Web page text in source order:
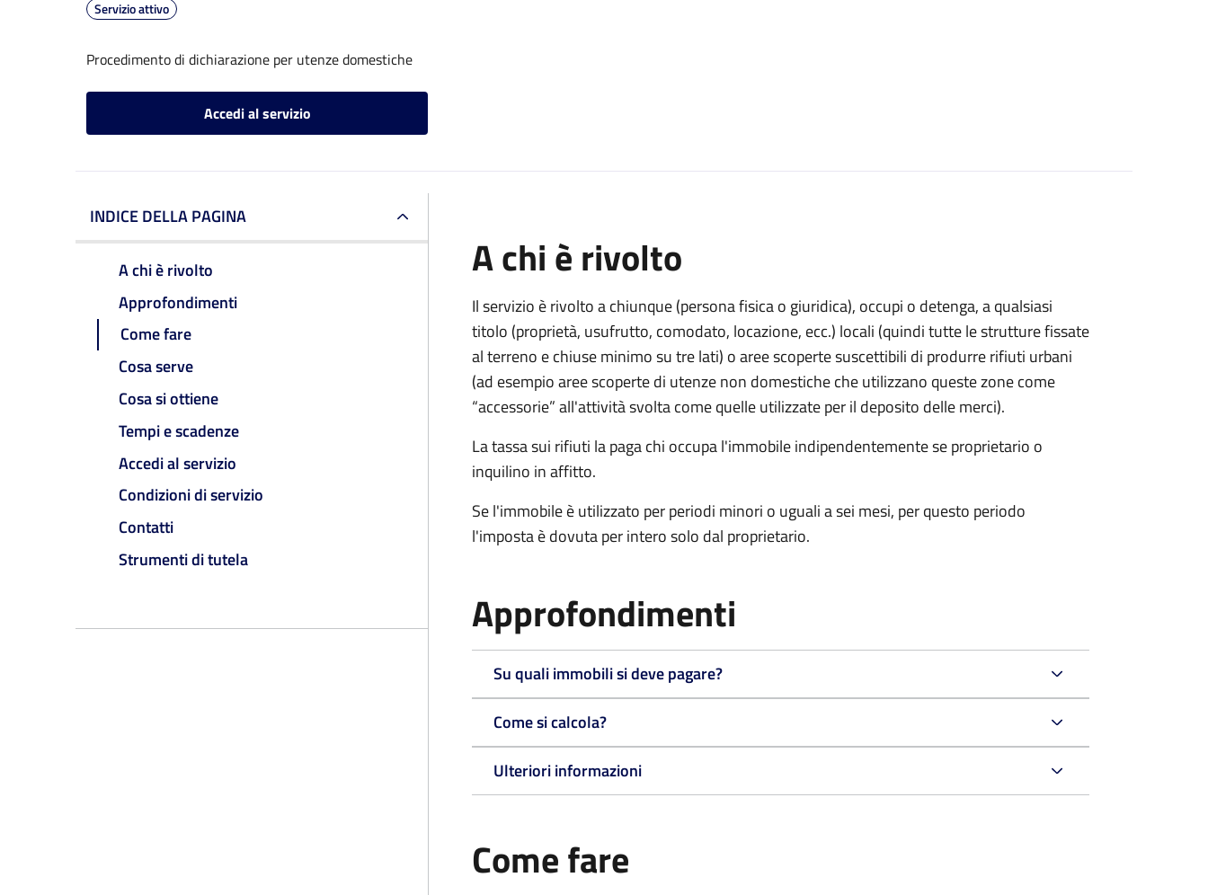
Servizio attivo
Procedimento di dichiarazione per utenze domestiche
Accedi al servizio
INDICE DELLA PAGINA
A chi è rivolto
Approfondimenti
Come fare
Cosa serve
Cosa si ottiene
Tempi e scadenze
Accedi al servizio
Condizioni di servizio
Contatti
Strumenti di tutela
A chi è rivolto
Il servizio è rivolto a chiunque (persona fisica o giuridica), occupi o detenga, a qualsiasi
titolo (proprietà, usufrutto, comodato, locazione, ecc.) locali (quindi tutte le strutture fissate
al terreno e chiuse minimo su tre lati) o aree scoperte suscettibili di produrre rifiuti urbani
(ad esempio aree scoperte di utenze non domestiche che utilizzano queste zone come
“accessorie” all'attività svolta come quelle utilizzate per il deposito delle merci).
La tassa sui rifiuti la paga chi occupa l'immobile indipendentemente se proprietario o
inquilino in affitto.
Se l'immobile è utilizzato per periodi minori o uguali a sei mesi, per questo periodo
l'imposta è dovuta per intero solo dal proprietario.
Approfondimenti
Su quali immobili si deve pagare?
Come si calcola?
Ulteriori informazioni
Come fare